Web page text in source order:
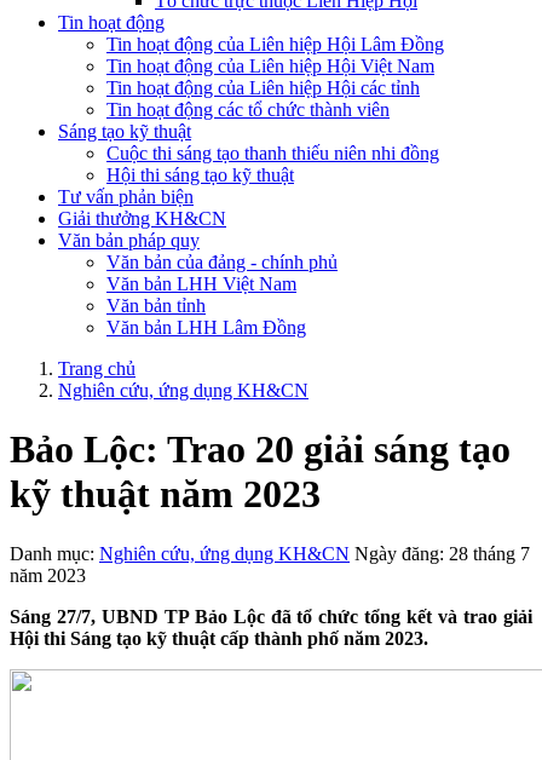
Tin hoạt động
Tin hoạt động của Liên hiệp Hội Lâm Đồng
Tin hoạt động của Liên hiệp Hội Việt Nam
Tin hoạt động của Liên hiệp Hội các tỉnh
Tin hoạt động các tổ chức thành viên
Sáng tạo kỹ thuật
Cuộc thi sáng tạo thanh thiếu niên nhi đồng
Hội thi sáng tạo kỹ thuật
Tư vấn phản biện
Giải thưởng KH&CN
Văn bản pháp quy
Văn bản của đảng - chính phủ
Văn bản LHH Việt Nam
Văn bản tỉnh
Văn bản LHH Lâm Đồng
Trang chủ
Nghiên cứu, ứng dụng KH&CN
Bảo Lộc: Trao 20 giải sáng tạo
kỹ thuật năm 2023
Danh mục: Nghiên cứu, ứng dụng KH&CN Ngày đăng: 28 tháng 7
năm 2023
Sáng 27/7, UBND TP Bảo Lộc đã tổ chức tổng kết và trao giải
Hội thi Sáng tạo kỹ thuật cấp thành phố năm 2023.